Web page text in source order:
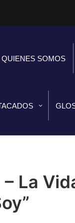
QUIENES SOMOS
La